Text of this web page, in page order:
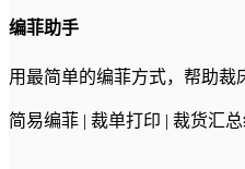
编菲助手
用最简单的编菲方式，帮助
简易编菲 | 裁单打印 | 裁货汇